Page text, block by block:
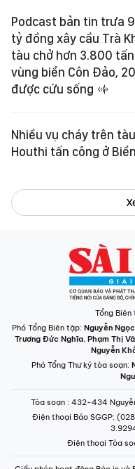
Podcast bản tin trưa
tỷ đồng xây cầu Trà
tàu chở hơn 3.800
vùng biển Côn Đảo,
được cứu sống
Nhiều vụ cháy trên
Houthi tấn công ở
Tổng Biên
Phó Tổng Biên tập: Nguyễn
Trương Đức Nghĩa, Phạm Thị
Nguyễn
Phó Tổng Thư ký tòa soạn:
Tòa soạn : 432-434
Điện thoại Báo SGGP:
Điện thoại Tòa